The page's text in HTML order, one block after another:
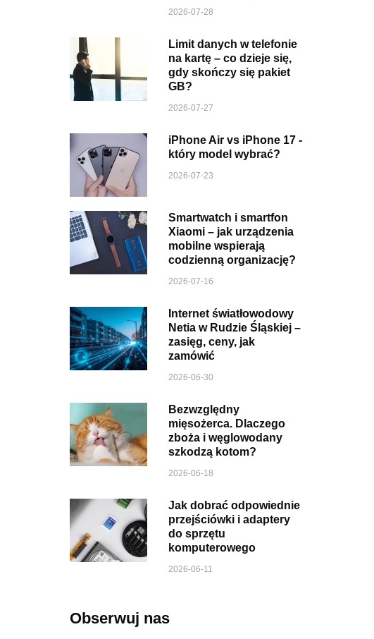
2026-07-28
Limit danych w telefonie
na kartę – co dzieje się,
gdy skończy się pakiet
GB?
2026-07-27
iPhone Air vs iPhone 17 -
który model wybrać?
2026-07-23
Smartwatch i smartfon
Xiaomi – jak urządzenia
mobilne wspierają
codzienną organizację?
2026-07-16
Internet światłowodowy
Netia w Rudzie Śląskiej –
zasięg, ceny, jak
zamówić
2026-06-30
Bezwzględny
mięsożerca. Dlaczego
zboża i węglowodany
szkodzą kotom?
2026-06-18
Jak dobrać odpowiednie
przejściówki i adaptery
do sprzętu
komputerowego
2026-06-11
Obserwuj nas